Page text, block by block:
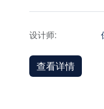
设计师:
查看详情